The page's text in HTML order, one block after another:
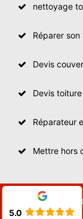
nettoyage
Réparer son
Devis
Devis
Réparateur
Mettre hors
©
5.0